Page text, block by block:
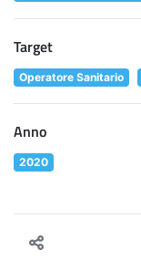
Target
Operatore Sanitario
Anno
2020